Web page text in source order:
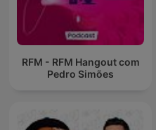
RFM - RFM Hangout com
Pedro Simões